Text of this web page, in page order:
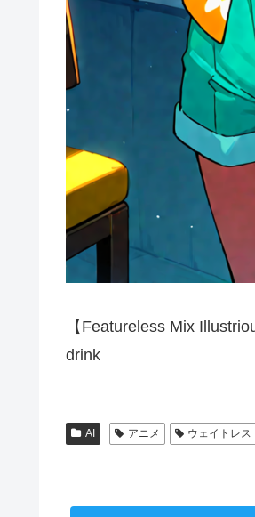
【Featureless Mix
drink
AI アニメ ウェイトレス